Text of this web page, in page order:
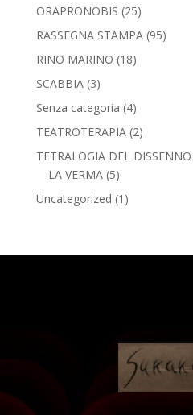
ORAPRONOBIS (25)
RASSEGNA STAMPA(95)
RINO MARINO (18)
SCABBIA(3)
Senza categoria (4)
TEATROTERAPIA(2)
TETRALOGIA DEL DISSENNO
LA VERMA(5)
Uncategorized (1)